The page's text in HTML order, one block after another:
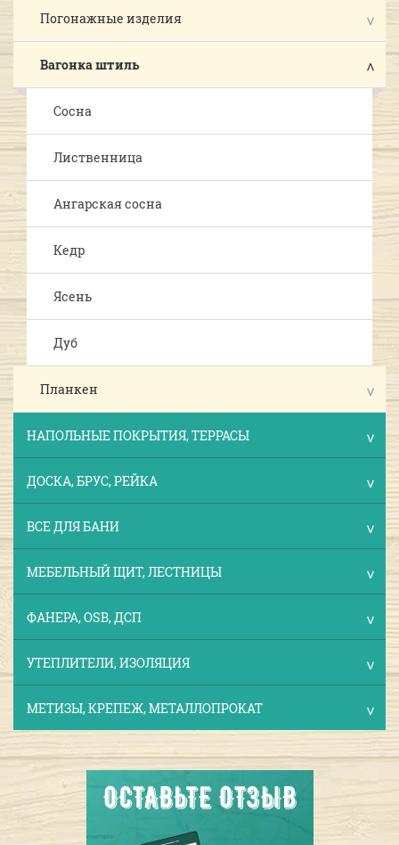
Погонажные изделия
Вагонка штиль
Сосна
Лиственница
Ангарская сосна
Кедр
Ясень
Дуб
Планкен
НАПОЛЬНЫЕ ПОКРЫТИЯ, ТЕРРАСЫ
ДОСКА, БРУС, РЕЙКА
ВСЕ ДЛЯ БАНИ
МЕБЕЛЬНЫЙ ЩИТ, ЛЕСТНИЦЫ
ФАНЕРА, OSB, ДСП
УТЕПЛИТЕЛИ, ИЗОЛЯЦИЯ
МЕТИЗЫ, КРЕПЕЖ, МЕТАЛЛОПРОКАТ